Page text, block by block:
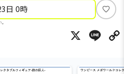
日 0時
い
ね
X